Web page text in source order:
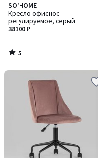
SO'HOME
Кресло офисное
регулируемое, серый
38100 ₽
5
/
5
5
/